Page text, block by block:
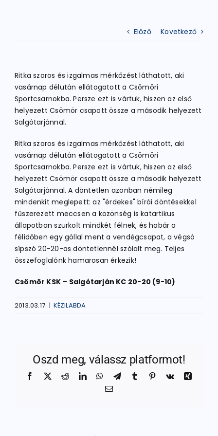
EGYÉB SPORTÁGAK
PÁLYÁK
ELÉRHETŐSÉGEK
TAGDÍJ BEFIZETÉS
Előző Következő
Ritka szoros és izgalmas mérkőzést láthatott, aki
vasárnap délután ellátogatott a Csömöri
Sportcsarnokba. Persze ezt is vártuk, hiszen az első
helyezett Csömör csapott össze a második helyezett
Salgótarjánnal.
Ritka szoros és izgalmas mérkőzést láthatott, aki
vasárnap délután ellátogatott a Csömöri
Sportcsarnokba. Persze ezt is vártuk, hiszen az első
helyezett Csömör csapott össze a második helyezett
Salgótarjánnal. A döntetlen azonban némileg
mindenkit meglepett: az "érdekes" bírói döntésekkel
fűszerezett meccsen a közönség is katartikus
állapotban szurkolt mindkét félnek, és habár a
félidőben egy góllal ment a vendégcsapat, a végsó
sípszó 20-20-as döntetlennél szólalt meg. Teljes
összefoglalónk hamarosan érkezik!
Csömör KSK – Salgótarján KC 20-20 (9-10)
2013.03.17. | KÉZILABDA
Oszd meg, válassz platformot!
Facebook
X RedditLinkedInWhatsApp
TelegramTumblr Pinterest
Vk
Xing
Email: